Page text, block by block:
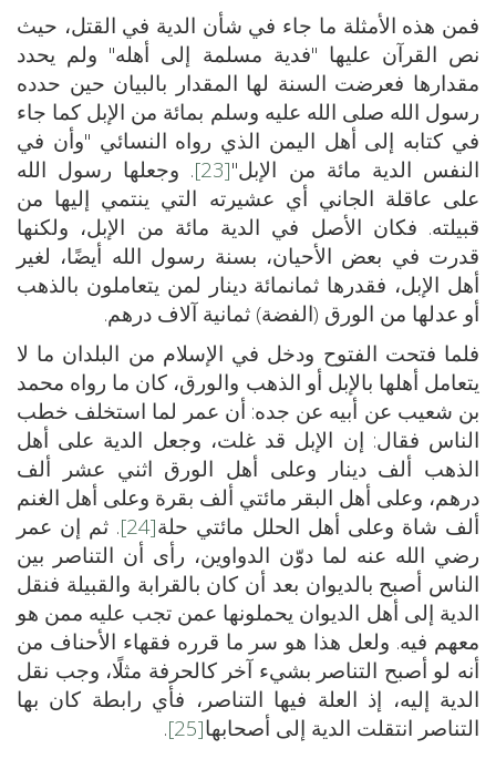
فمن هذه الأمثلة ما جاء في شأن الدية في القتل، حيث
نص القرآن عليها "فدية مسلمة إلى أهله" ولم يحدد
مقدارها فعرضت السنة لها المقدار بالبيان حين حدده
رسول الله صلى الله عليه وسلم بمائة من الإبل كما جاء
في كتابه إلى أهل اليمن الذي رواه النسائي "وأن في
النفس الدية مائة من الإبل"[23]
. وجعلها رسول الله
على عاقلة الجاني أي عشيرته التي ينتمي إليها من
قبيلته. فكان الأصل في الدية مائة من الإبل، ولكنها
قدرت في بعض الأحيان، بسنة رسول الله أيضًا، لغير
أهل الإبل، فقدرها ثمانمائة دينار لمن يتعاملون بالذهب
أو عدلها من الورق (الفضة) ثمانية آلاف درهم.
فلما فتحت الفتوح ودخل في الإسلام من البلدان ما لا
يتعامل أهلها بالإبل أو الذهب والورق، كان ما رواه محمد
بن شعيب عن أبيه عن جده: أن عمر لما استخلف خطب
الناس فقال: إن الإبل قد غلت، وجعل الدية على أهل
الذهب ألف دينار وعلى أهل الورق اثني عشر ألف
درهم، وعلى أهل البقر مائتي ألف بقرة وعلى أهل الغنم
ألف شاة وعلى أهل الحلل مائتي حلة[24]
. ثم إن عمر
رضي الله عنه لما دوّن الدواوين، رأى أن التناصر بين
الناس أصبح بالديوان بعد أن كان بالقرابة والقبيلة فنقل
الدية إلى أهل الديوان يحملونها عمن تجب عليه ممن هو
معهم فيه. ولعل هذا هو سر ما قرره فقهاء الأحناف من
أنه لو أصبح التناصر بشيء آخر كالحرفة مثلًا، وجب نقل
الدية إليه، إذ العلة فيها التناصر، فأي رابطة كان بها
التناصر انتقلت الدية إلى أصحابها[25]
.